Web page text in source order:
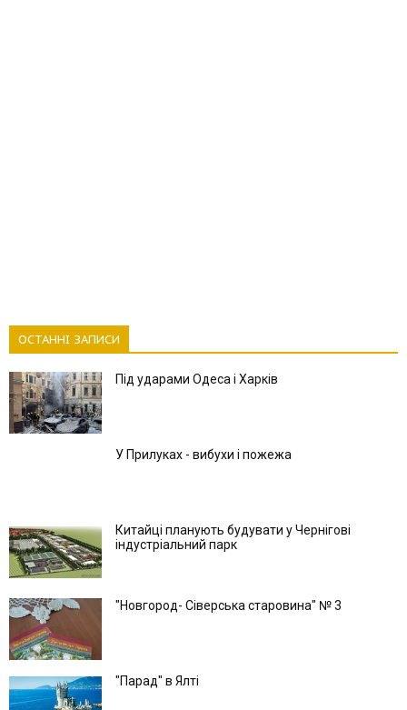
ОСТАННІ ЗАПИСИ
Під ударами Одеса і Харків
У Прилуках - вибухи і пожежа
Китайці планують будувати у Чернігові
індустріальний парк
"Новгород- Сіверська старовина" № 3
"Парад" в Ялті